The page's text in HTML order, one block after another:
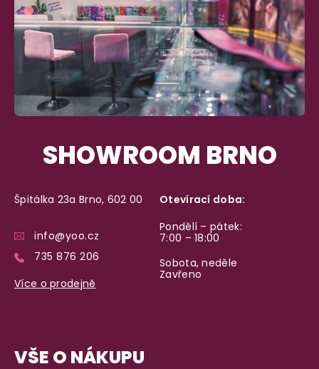
SHOWROOM BRNO
Špitálka 23a Brno, 602 00
info@yoo.cz
735 876 206
Více o prodejně
Otevírací doba:
Pondělí – pátek:
7:00 – 18:00
Sobota, neděle
Zavřeno
VŠE O NÁKUPU